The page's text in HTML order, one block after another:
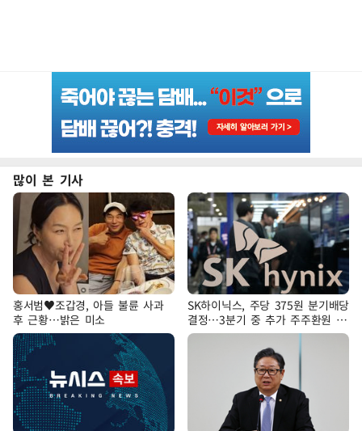
많이 본 기사
홍서범♥조갑경, 아들 불륜 사과
후 근황…밝은 미소
SK하이닉스, 주당 375원 분기배당
결정…3분기 중 추가 주주환원 발
표